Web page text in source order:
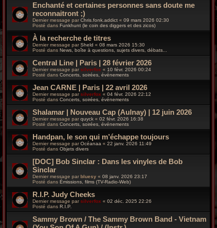
Enchanté et certaines personnes sans doute me
reconnaitront ;)
Dernier message par Chris.fonk.addict « 09 mars 2026 02:30
Posté dans Funkhunt (le coin des diggers et des zicos)
À la recherche de titres
Dernier message parSheld « 08 mars 2026 15:30
Posté dans News, boîte à questions, sujets divers, débats...
Central Line | Paris | 28 février 2026
Dernier message par silverfox « 10 févr. 2026 00:24
Posté dans Concerts, soirées, événements
Jean CARNE | Paris | 22 avril 2026
Dernier message parsilverfox « 04 févr. 2026 22:12
Posté dans Concerts, soirées, événements
Shalamar | Nouveau Cap (Aulnay) | 12 juin 2026
Dernier message par quyck « 02 févr. 2026 16:38
Posté dans Concerts, soirées, événements
Handpan, le son qui m’échappe toujours
Dernier message parOcéanaa « 22 janv. 2026 11:49
Posté dans Objets divers
[DOC] Bob Sinclar : Dans les vinyles de Bob
Sinclar
Dernier message par bluesy « 08 janv. 2026 23:17
Posté dans Émissions, films (TV-Radio-Web)
R.I.P. Judy Cheeks
Dernier message parsilverfox « 02 déc. 2025 22:26
Posté dans R.I.P.
Sammy Brown / The Sammy Brown Band - Vietnam